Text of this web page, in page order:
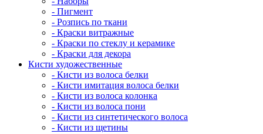
- Пигмент
- Розпись по ткани
- Краски витражные
- Краски по стеклу и керамике
- Краски для декора
Кисти художественные
- Кисти из волоса белки
- Кисти имитация волоса белки
- Кисти из волоса колонка
- Кисти из волоса пони
- Кисти из синтетического волоса
- Кисти из щетины